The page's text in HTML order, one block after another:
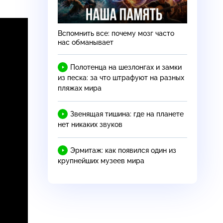
Вспомнить все: почему мозг часто
нас обманывает
Полотенца на шезлонгах и замки
из песка: за что штрафуют на разных
пляжах мира
Звенящая тишина: где на планете
нет никаких звуков
Эрмитаж: как появился один из
крупнейших музеев мира